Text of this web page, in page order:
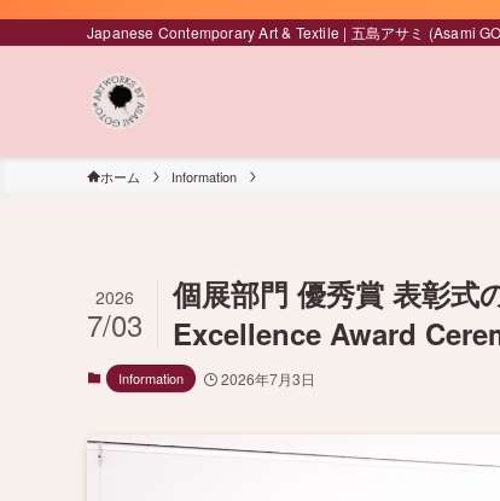
Japanese Contemporary Art & Textile | 五島アサミ (Asami
ホーム Information
個展部門 優秀賞 表彰
Excellence Award
2026
7/03
Information 2026年7月3日